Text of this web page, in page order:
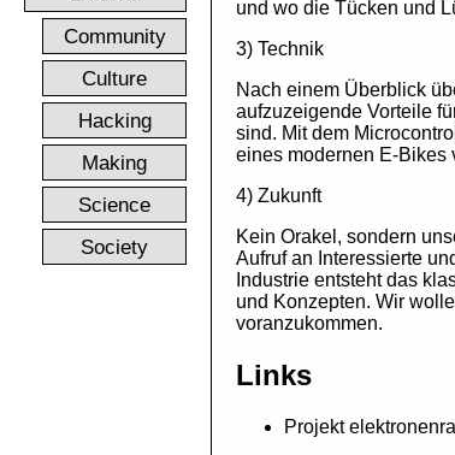
Community
Culture
Hacking
Making
Science
Society
und wo die Tücken und
3) Technik
Nach einem Überblick
aufzuzeigende Vorteile
sind. Mit dem
eines modernen E-Bikes
4) Zukunft
Kein Orakel, sondern
Aufruf an Interessierte
Industrie entsteht das
und Konzepten. Wir
voranzukommen.
Links
Projekt